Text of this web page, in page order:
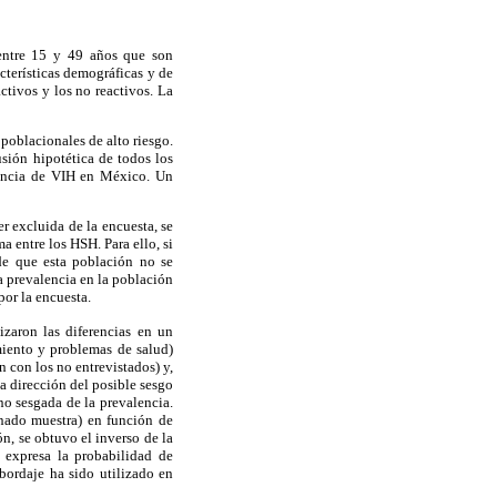
15 y 49 años que son
demográficas y de
y los no reactivos. La
de alto riesgo.
hipotética de todos los
de VIH en México. Un
excluida de la encuesta, se
entre los HSH. Para ello, si
que esta población no se
prevalencia en la población
la encuesta.
las diferencias en un
y problemas de salud)
con los no entrevistados) y,
dirección del posible sesgo
sesgada de la prevalencia.
muestra) en función de
se obtuvo el inverso de la
la probabilidad de
ha sido utilizado en